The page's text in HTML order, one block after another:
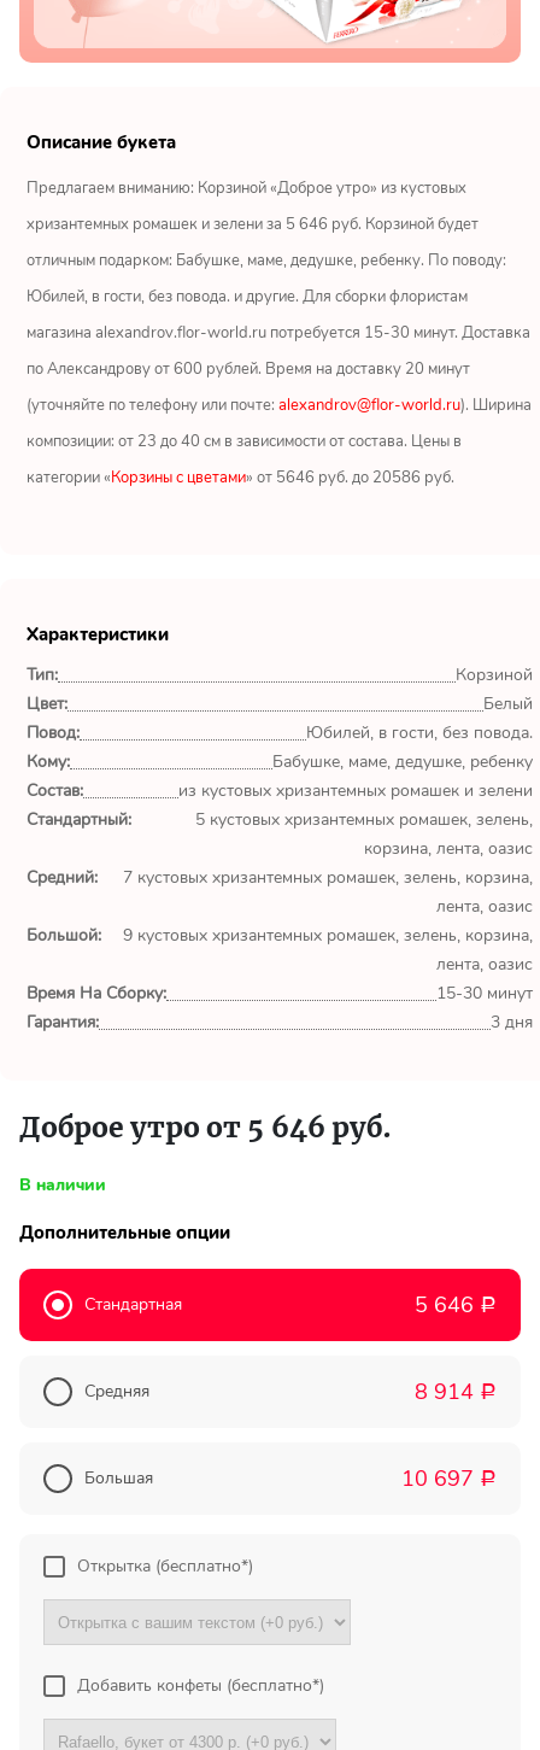
Орхидеи
Ромашки
Кустовые розы
Альстромерии
Ирисы
Показать еще
Спасибо сервису Flor-
world.ru, очень рада что
выбрала Вас. Букет
изумительный!
Тымовское,
обл.
Доставили букет маме
вовремя. Не подвели. Цветы
Тымовское,
Прекрасный букет отличная
Тымовское,
компетентную помощь в
выборе букета. Спасибо
клиентом!
Тамара
Нижегороская
область
Описание букета
Предлагаем вниманию: Корзиной «Доброе утро» из кустовых
хризантемных ромашек и зелени за 5 646 руб. Корзиной будет
отличным подарком: Бабушке, маме, дедушке, ребенку. По поводу:
Юбилей, в гости, без повода. и другие. Для сборки флористам
магазина alexandrov.flor-world.ru потребуется 15-30 минут. Доставка
по Александрову от 600 рублей. Время на доставку 20 минут
(уточняйте по телефону или почте: alexandrov@flor-world.ru). Ширина
композиции: от 23 до 40 см в зависимости от состава. Цены в
категории «Корзины с цветами» от 5646 руб. до 20586 руб.
Характеристики
Тип:
Корзиной
Цвет:
Белый
Повод:
Юбилей, в гости, без повода.
Кому:
Бабушке, маме, дедушке, ребенку
Состав:
из кустовых хризантемных ромашек и зелени
Стандартный:
5 кустовых хризантемных ромашек, зелень,
корзина, лента, оазис
Средний:
7 кустовых хризантемных ромашек, зелень, корзина,
лента, оазис
Большой:
9 кустовых хризантемных ромашек, зелень, корзина,
лента, оазис
Время На Сборку:
15-30 минут
Гарантия:
3 дня
Доброе утро от 5 646 руб.
В наличии
Дополнительные опции
Стандартная 5 646 Р
Средняя 8 914 Р
Большая 10 697 Р
Открытка (бесплатно*)
Добавить конфеты (бесплатно*)